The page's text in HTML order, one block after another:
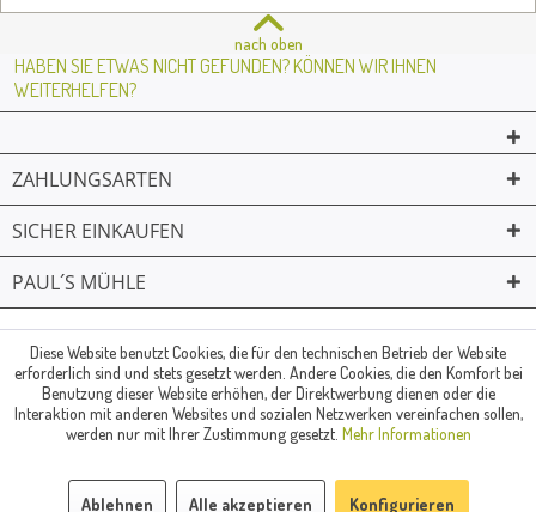
nach oben
HABEN SIE ETWAS NICHT GEFUNDEN? KÖNNEN WIR IHNEN
WEITERHELFEN?
ZAHLUNGSARTEN
SICHER EINKAUFEN
PAUL´S MÜHLE
© Paul's Mühle | Inhaber: Christof Paul e.K. | Westring 2 | 45659
Recklinghausen
Fax: 02361 -28831 | E-Mail: info@pauls-muehle.de
Diese Website benutzt Cookies, die für den technischen Betrieb der Website
erforderlich sind und stets gesetzt werden. Andere Cookies, die den Komfort bei
Benutzung dieser Website erhöhen, der Direktwerbung dienen oder die
Interaktion mit anderen Websites und sozialen Netzwerken vereinfachen sollen,
werden nur mit Ihrer Zustimmung gesetzt. Mehr Informationen
Ablehnen Alle akzeptieren Konfigurieren